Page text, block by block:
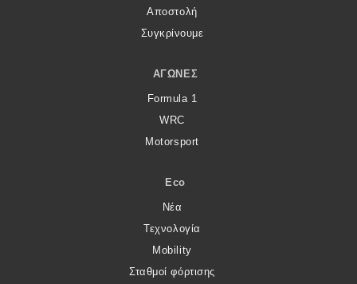
Αποστολή
Συγκρίνουμε
ΑΓΏΝΕΣ
Formula 1
WRC
Motorsport
Eco
Νέα
Τεχνολογία
Mobility
Σταθμοί φόρτισης